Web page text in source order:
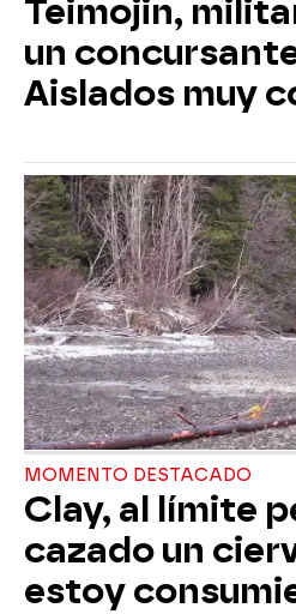
Teimojin,
un
Aislados muy
MOMENTO DESTACADO
Clay, al límite
cazado un
estoy